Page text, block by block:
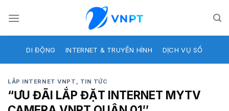
DI ĐỘNG INTERNET & TRUYỀN HÌNH DỊCH VỤ SỐ
LẮP INTERNET VNPT , TIN TỨC
“ƯU ĐÃI LẮP ĐẶT INTERNET MYTV